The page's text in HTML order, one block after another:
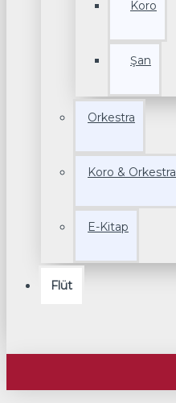
Koro
Şan
Orkestra
Koro & Orkestra
E-Kitap
Flüt